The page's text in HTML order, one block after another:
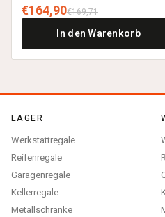
€164,90€169,71
In den Warenkorb
LAGER
Werkstattregale
Reifenregale
Garagenregale
Kellerregale
Metallschränke